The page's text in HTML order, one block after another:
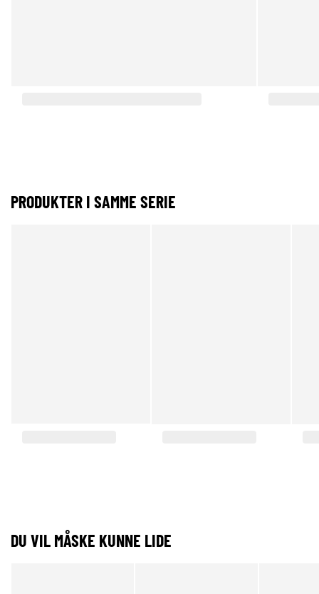
PRODUKTER I SAMME SERIE
DU VIL MÅSKE KUNNE LIDE